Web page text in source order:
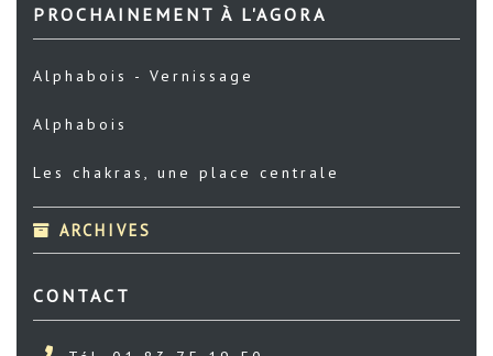
PROCHAINEMENT À L'AGORA
Alphabois - Vernissage
Alphabois
Les chakras, une place centrale
ARCHIVES
CONTACT